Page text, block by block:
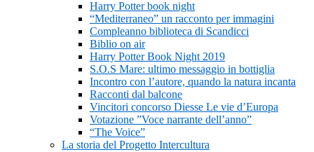
Harry Potter book night
“Mediterraneo” un racconto per immagini
Compleanno biblioteca di Scandicci
Biblio on air
Harry Potter Book Night 2019
S.O.S Mare: ultimo messaggio in bottiglia
Incontro con l’autore, quando la natura incanta
Racconti dal balcone
Vincitori concorso Diesse Le vie d’Europa
Votazione ”Voce narrante dell’anno”
“The Voice”
La storia del Progetto Intercultura